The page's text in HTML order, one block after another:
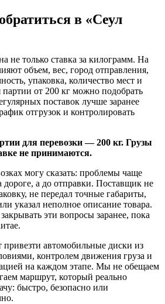
в «Сеул
не только ставка за килограмм. На
объем, вес, город отправления,
упаковка, количество мест и
от 200 кг можно подобрать
поставок лучше заранее
отгрузок и контролировать
для перевозки — 200 кг. Грузы
не принимаются.
могу сказать: проблемы чаще
дороге, а до отправки. Поставщик не
не передал точные габариты,
указал неполное описание товара.
эти вопросы заранее, пока
привезти автомобильные диски из
контролем движения груза и
на каждом этапе. Мы не обещаем
маршрут, который реально
быстро, безопасно или